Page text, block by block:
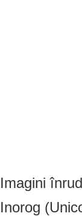
Imagini
Inorog